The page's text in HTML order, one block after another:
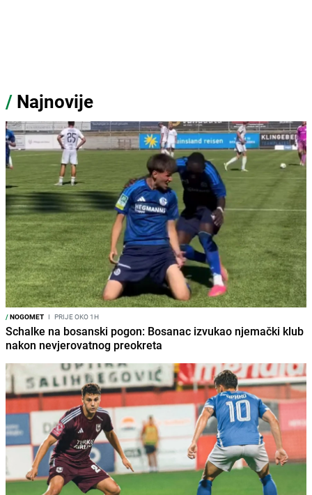
/ Najnovije
/NOGOMET I PRIJE OKO 1H
Schalke na bosanski pogon: Bosanac izvukao njemački klub
nakon nevjerovatnog preokreta